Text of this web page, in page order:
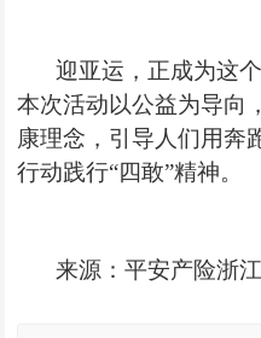
迎亚运，正成为这
本次活动以公益为导向
康理念，引导人们用奔
行动践行“四敢”精神。
来源：平安产险浙